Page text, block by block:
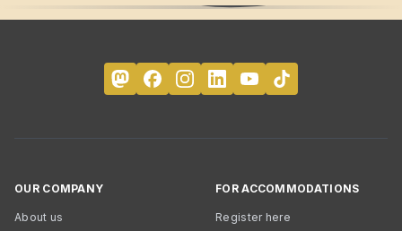
OUR COMPANY
About us
FOR ACCOMMODATIONS
Register here